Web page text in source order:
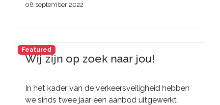
08 september 2022
Featured
Wij zijn op zoek naar jou!
In het kader van de verkeersveiligheid hebben
we sinds twee jaar een aanbod uitgewerkt